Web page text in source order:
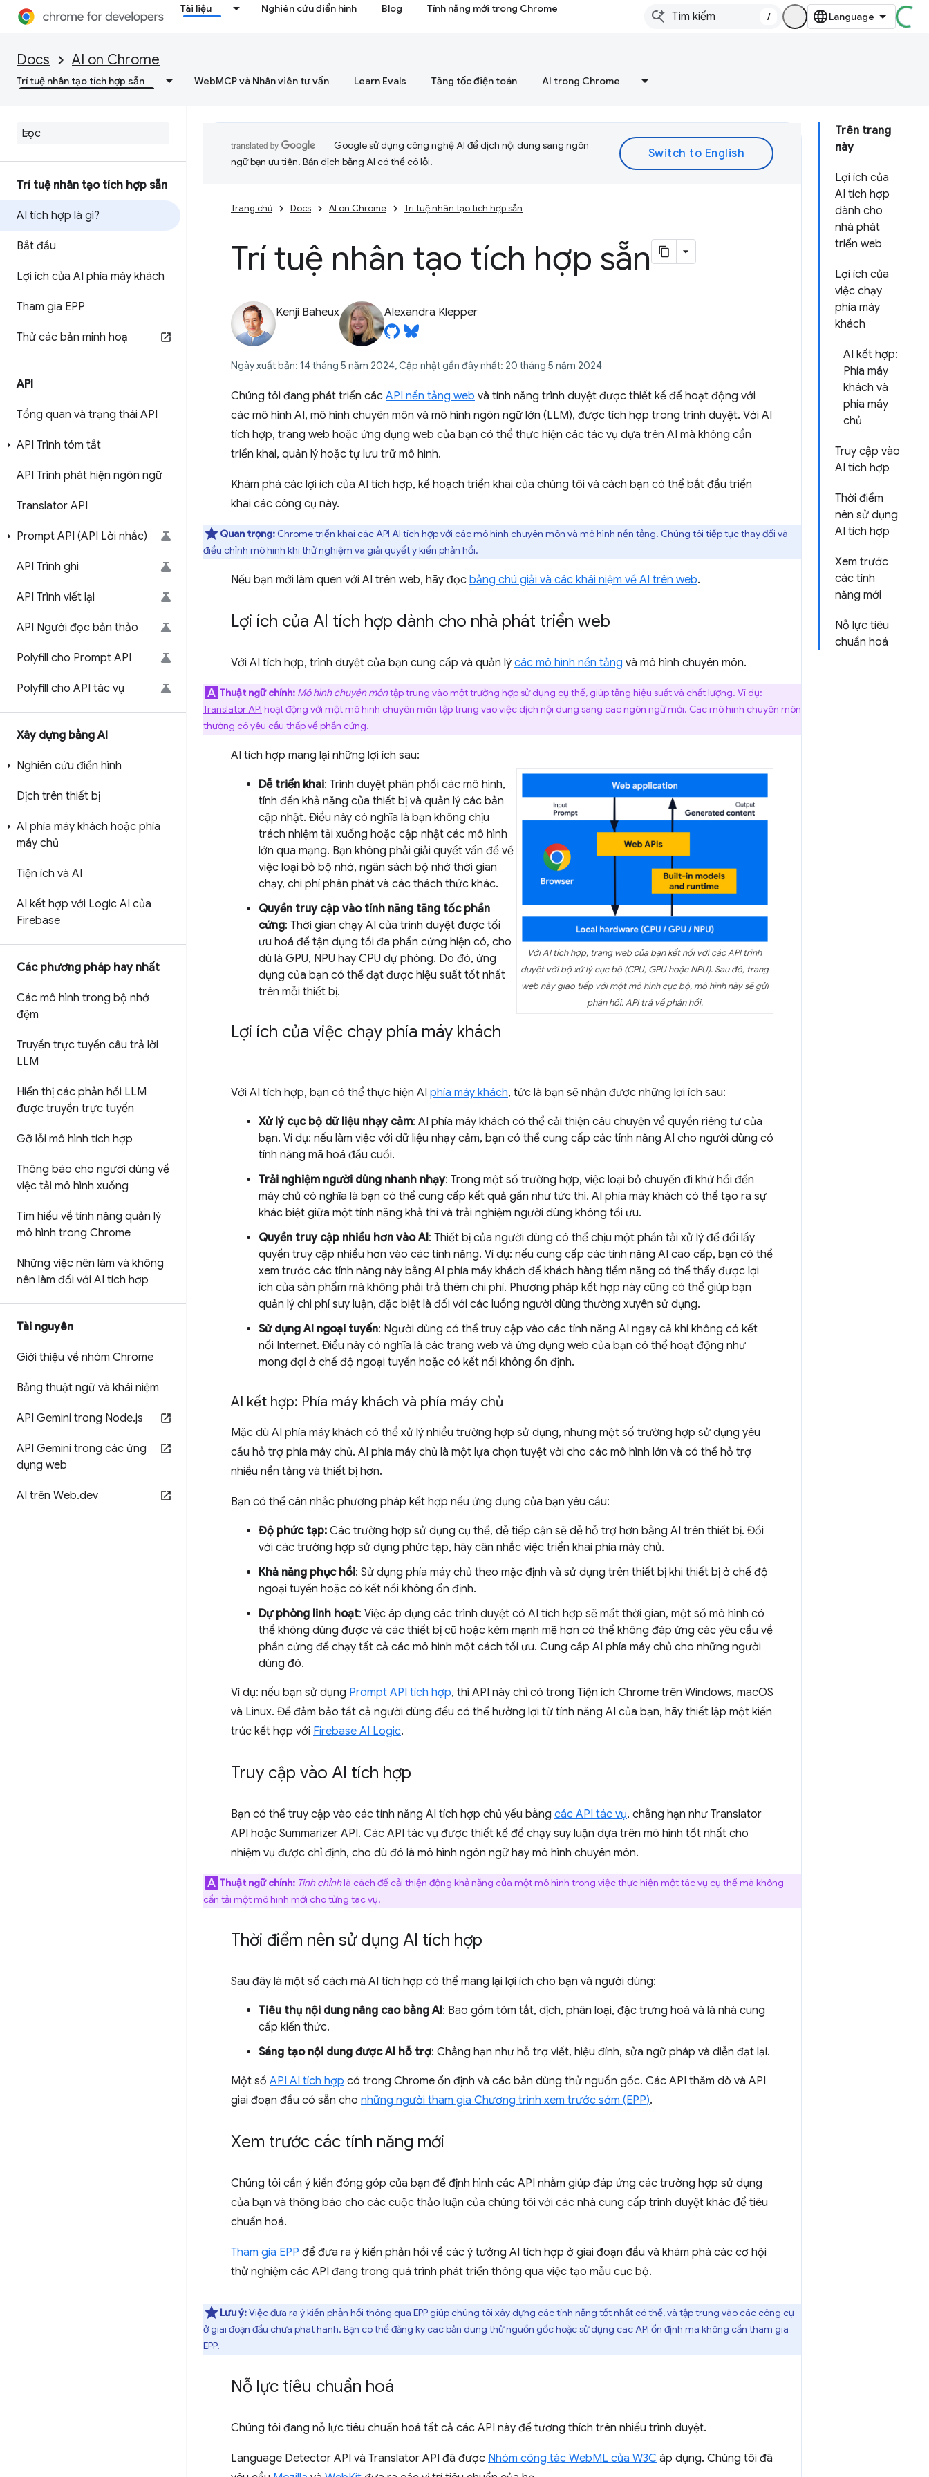
Tài liệu Nghiên cứu điển hình Blog Tính năng mới trong Chrome
/
Docs AI on Chrome
Trí tuệ nhân tạo tích hợp sẵn WebMCP và Nhân viên tư vấn Learn Evals Tăng tốc điện toán AI trong Chrome
Trí tuệ nhân tạo tích hợp sẵn
AI tích hợp là gì?
Bắt đầu
Lợi ích của AI phía máy khách
Tham gia EPP
Thử các bản minh hoạ
API
Tổng quan và trạng thái API
API Trình tóm tắt
API Trình phát hiện ngôn ngữ
Translator API
Prompt API (API Lời nhắc)
API Trình ghi
API Trình viết lại
API Người đọc bản thảo
Polyfill cho Prompt API
Polyfill cho API tác vụ
Xây dựng bằng AI
Nghiên cứu điển hình
Dịch trên thiết bị
AI phía máy khách hoặc phía
máy chủ
Tiện ích và AI
AI kết hợp với Logic AI của
Firebase
Các phương pháp hay nhất
Các mô hình trong bộ nhớ
đệm
Truyền trực tuyến câu trả lời
LLM
Hiển thị các phản hồi LLM
được truyền trực tuyến
Gỡ lỗi mô hình tích hợp
Thông báo cho người dùng về
việc tải mô hình xuống
Tìm hiểu về tính năng quản lý
mô hình trong Chrome
Những việc nên làm và không
nên làm đối với AI tích hợp
Tài nguyên
Giới thiệu về nhóm Chrome
Bảng thuật ngữ và khái niệm
API Gemini trong Node.js
API Gemini trong các ứng
dụng web
AI trên Web.dev
Trên trang
này
Lợi ích của
AI tích hợp
dành cho
nhà phát
triển web
Lợi ích của
việc chạy
phía máy
khách
AI kết hợp:
Phía máy
khách và
phía máy
chủ
Truy cập vào
AI tích hợp
Thời điểm
nên sử dụng
AI tích hợp
Xem trước
các tính
năng mới
Nỗ lực tiêu
chuẩn hoá
Google sử dụng công nghệ AI để dịch nội dung sang ngôn
ngữ bạn ưu tiên. Bản dịch bằng AI có thể có lỗi.
Trang chủ Docs AI on Chrome Trí tuệ nhân tạo tích hợp sẵn
Trí tuệ nhân tạo tích hợp sẵn
Kenji Baheux Alexandra Klepper
Ngày xuất bản: 14 tháng 5 năm 2024, Cập nhật gần đây nhất: 20 tháng 5 năm 2024
Chúng tôi đang phát triển các API nền tảng web và tính năng trình duyệt được thiết kế để hoạt động với
các mô hình AI, mô hình chuyên môn và mô hình ngôn ngữ lớn (LLM), được tích hợp trong trình duyệt. Với AI
tích hợp, trang web hoặc ứng dụng web của bạn có thể thực hiện các tác vụ dựa trên AI mà không cần
triển khai, quản lý hoặc tự lưu trữ mô hình.
Khám phá các lợi ích của AI tích hợp, kế hoạch triển khai của chúng tôi và cách bạn có thể bắt đầu triển
khai các công cụ này.
Quan trọng: Chrome triển khai các API AI tích hợp với các mô hình chuyên môn và mô hình nền tảng. Chúng tôi tiếp tục thay đổi và
điều chỉnh mô hình khi thử nghiệm và giải quyết ý kiến phản hồi.
Nếu bạn mới làm quen với AI trên web, hãy đọc bảng chú giải và các khái niệm về AI trên web.
Lợi ích của AI tích hợp dành cho nhà phát triển web
Với AI tích hợp, trình duyệt của bạn cung cấp và quản lý các mô hình nền tảng và mô hình chuyên môn.
Thuật ngữ chính: Mô hình chuyên môntập trung vào một trường hợp sử dụng cụ thể, giúp tăng hiệu suất và chất lượng. Ví dụ:
Translator API hoạt động với một mô hình chuyên môn tập trung vào việc dịch nội dung sang các ngôn ngữ mới. Các mô hình chuyên môn
thường có yêu cầu thấp về phần cứng.
Với AI tích hợp, trang web của bạn kết nối với các API trình
duyệt với bộ xử lý cục bộ (CPU, GPU hoặc NPU). Sau đó, trang
web này giao tiếp với một mô hình cục bộ, mô hình này sẽ gửi
phản hồi. API trả về phản hồi.
AI tích hợp mang lại những lợi ích sau:
Dễ triển khai: Trình duyệt phân phối các mô hình,
tính đến khả năng của thiết bị và quản lý các bản
cập nhật. Điều này có nghĩa là bạn không chịu
trách nhiệm tải xuống hoặc cập nhật các mô hình
lớn qua mạng. Bạn không phải giải quyết vấn đề về
việc loại bỏ bộ nhớ, ngân sách bộ nhớ thời gian
chạy, chi phí phân phát và các thách thức khác.
Quyền truy cập vào tính năng tăng tốc phần
cứng: Thời gian chạy AI của trình duyệt được tối
ưu hoá để tận dụng tối đa phần cứng hiện có, cho
dù là GPU, NPU hay CPU dự phòng. Do đó, ứng
dụng của bạn có thể đạt được hiệu suất tốt nhất
trên mỗi thiết bị.
Lợi ích của việc chạy phía máy khách
Với AI tích hợp, bạn có thể thực hiện AI phía máy khách, tức là bạn sẽ nhận được những lợi ích sau:
Xử lý cục bộ dữ liệu nhạy cảm: AI phía máy khách có thể cải thiện câu chuyện về quyền riêng tư của
bạn. Ví dụ: nếu làm việc với dữ liệu nhạy cảm, bạn có thể cung cấp các tính năng AI cho người dùng có
tính năng mã hoá đầu cuối.
Trải nghiệm người dùng nhanh nhạy: Trong một số trường hợp, việc loại bỏ chuyến đi khứ hồi đến
máy chủ có nghĩa là bạn có thể cung cấp kết quả gần như tức thì. AI phía máy khách có thể tạo ra sự
khác biệt giữa một tính năng khả thi và trải nghiệm người dùng không tối ưu.
Quyền truy cập nhiều hơn vào AI: Thiết bị của người dùng có thể chịu một phần tải xử lý để đổi lấy
quyền truy cập nhiều hơn vào các tính năng. Ví dụ: nếu cung cấp các tính năng AI cao cấp, bạn có thể
xem trước các tính năng này bằng AI phía máy khách để khách hàng tiềm năng có thể thấy được lợi
ích của sản phẩm mà không phải trả thêm chi phí. Phương pháp kết hợp này cũng có thể giúp bạn
quản lý chi phí suy luận, đặc biệt là đối với các luồng người dùng thường xuyên sử dụng.
Sử dụng AI ngoại tuyến: Người dùng có thể truy cập vào các tính năng AI ngay cả khi không có kết
nối Internet. Điều này có nghĩa là các trang web và ứng dụng web của bạn có thể hoạt động như
mong đợi ở chế độ ngoại tuyến hoặc có kết nối không ổn định.
AI kết hợp: Phía máy khách và phía máy chủ
Mặc dù AI phía máy khách có thể xử lý nhiều trường hợp sử dụng, nhưng một số trường hợp sử dụng yêu
cầu hỗ trợ phía máy chủ. AI phía máy chủ là một lựa chọn tuyệt vời cho các mô hình lớn và có thể hỗ trợ
nhiều nền tảng và thiết bị hơn.
Bạn có thể cân nhắc phương pháp kết hợp nếu ứng dụng của bạn yêu cầu:
Độ phức tạp: Các trường hợp sử dụng cụ thể, dễ tiếp cận sẽ dễ hỗ trợ hơn bằng AI trên thiết bị. Đối
với các trường hợp sử dụng phức tạp, hãy cân nhắc việc triển khai phía máy chủ.
Khả năng phục hồi: Sử dụng phía máy chủ theo mặc định và sử dụng trên thiết bị khi thiết bị ở chế độ
ngoại tuyến hoặc có kết nối không ổn định.
Dự phòng linh hoạt: Việc áp dụng các trình duyệt có AI tích hợp sẽ mất thời gian, một số mô hình có
thể không dùng được và các thiết bị cũ hoặc kém mạnh mẽ hơn có thể không đáp ứng các yêu cầu về
phần cứng để chạy tất cả các mô hình một cách tối ưu. Cung cấp AI phía máy chủ cho những người
dùng đó.
Ví dụ: nếu bạn sử dụng Prompt API tích hợp, thì API này chỉ có trong Tiện ích Chrome trên Windows, macOS
và Linux. Để đảm bảo tất cả người dùng đều có thể hưởng lợi từ tính năng AI của bạn, hãy thiết lập một kiến
trúc kết hợp với Firebase AI Logic.
Truy cập vào AI tích hợp
Bạn có thể truy cập vào các tính năng AI tích hợp chủ yếu bằng các API tác vụ, chẳng hạn như Translator
API hoặc Summarizer API. Các API tác vụ được thiết kế để chạy suy luận dựa trên mô hình tốt nhất cho
nhiệm vụ được chỉ định, cho dù đó là mô hình ngôn ngữ hay mô hình chuyên môn.
Thuật ngữ chính: Tinh chỉnhlà cách để cải thiện động khả năng của một mô hình trong việc thực hiện một tác vụ cụ thể mà không
cần tải một mô hình mới cho từng tác vụ.
Thời điểm nên sử dụng AI tích hợp
Sau đây là một số cách mà AI tích hợp có thể mang lại lợi ích cho bạn và người dùng:
Tiêu thụ nội dung nâng cao bằng AI: Bao gồm tóm tắt, dịch, phân loại, đặc trưng hoá và là nhà cung
cấp kiến thức.
Sáng tạo nội dung được AI hỗ trợ: Chẳng hạn như hỗ trợ viết, hiệu đính, sửa ngữ pháp và diễn đạt lại.
Một số API AI tích hợp có trong Chrome ổn định và các bản dùng thử nguồn gốc. Các API thăm dò và API
giai đoạn đầu có sẵn cho những người tham gia Chương trình xem trước sớm (EPP).
Xem trước các tính năng mới
Chúng tôi cần ý kiến đóng góp của bạn để định hình các API nhằm giúp đáp ứng các trường hợp sử dụng
của bạn và thông báo cho các cuộc thảo luận của chúng tôi với các nhà cung cấp trình duyệt khác để tiêu
chuẩn hoá.
Tham gia EPP để đưa ra ý kiến phản hồi về các ý tưởng AI tích hợp ở giai đoạn đầu và khám phá các cơ hội
thử nghiệm các API đang trong quá trình phát triển thông qua việc tạo mẫu cục bộ.
Lưu ý:Việc đưa ra ý kiến phản hồi thông qua EPP giúp chúng tôi xây dựng các tính năng tốt nhất có thể, và tập trung vào các công cụ
ở giai đoạn đầu chưa phát hành. Bạn có thể đăng ký các bản dùng thử nguồn gốc hoặc sử dụng các API ổn định mà không cần tham gia
EPP.
Nỗ lực tiêu chuẩn hoá
Chúng tôi đang nỗ lực tiêu chuẩn hoá tất cả các API này để tương thích trên nhiều trình duyệt.
Language Detector API và Translator API đã được Nhóm công tác WebML của W3C áp dụng. Chúng tôi đã